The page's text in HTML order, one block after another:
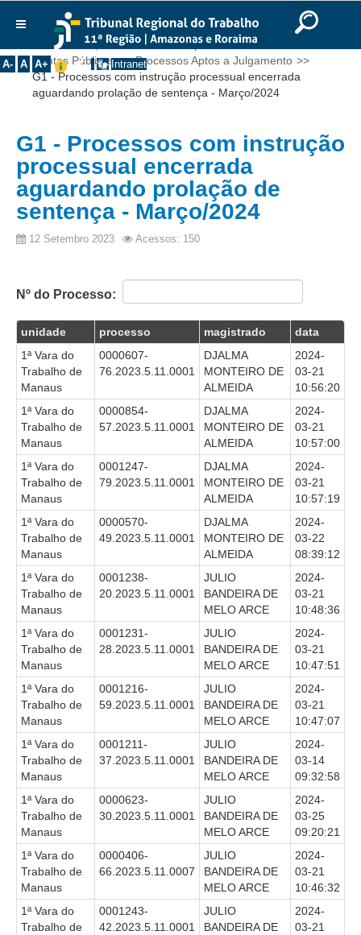
Ir para o rodapé
English
Português Español
A- A A+ Intranet
Institucional
Histórico
Corregedoria
Composição
Desembargadores
Seções Especializadas
Turmas
Juízes Manaus
Juízes Interior
Comitês
Comitê Gestor Regional do PJe
Comitê Gestor Regional do e-Gestão e de Tabelas
Comitê do Datajud
Comissão Regional de Pesquisa Judiciária e Ciência de
Dados
Comissão de Ética
Comitê de Priorização do Primeiro Grau
Comissão de Uniformização de Jurisprudência
Comitê de Gestão de Pessoas
Comissão de Vitaliciamento
Comitê de Atenção Integral à Saúde de Magistrados e
Servidores
Comitê de Segurança Permanente
Comitê de Combate ao Trabalho Infantil e de Estímulo à
Aprendizagem
Comitê de Incentivo à Participação Institucional Feminina
Comitê de Prevenção e Enfrentamento do Assédio
Moral, do Assédio Sexual e da Discriminação
Comissão Permanente de Gestão Socioambiental
Comitê Gestor do Plano de Contratações e Aquisições
Você está aqui:Início >> Transparência >>
Contas Públicas >> Processos Aptos a Julgamento >>
G1 - Processos com instrução processual encerrada
aguardando prolação de sentença - Março/2024
G1 - Processos com instrução
processual encerrada
aguardando prolação de
sentença - Março/2024
12 Setembro 2023 Acessos: 150
Nº do Processo:
unidade processo magistrado
data
1ª Vara do
Trabalho de
Manaus
0000607-
76.2023.5.11.0001
DJALMA
MONTEIRO DE
ALMEIDA
2024-
03-21
10:56:20
1ª Vara do
Trabalho de
Manaus
0000854-
57.2023.5.11.0001
DJALMA
MONTEIRO DE
ALMEIDA
2024-
03-21
10:57:00
1ª Vara do
Trabalho de
Manaus
0001247-
79.2023.5.11.0001
DJALMA
MONTEIRO DE
ALMEIDA
2024-
03-21
10:57:19
1ª Vara do
Trabalho de
Manaus
0000570-
49.2023.5.11.0001
DJALMA
MONTEIRO DE
ALMEIDA
2024-
03-22
08:39:12
1ª Vara do
Trabalho de
Manaus
0001238-
20.2023.5.11.0001
JULIO
BANDEIRA DE
MELO ARCE
2024-
03-21
10:48:36
1ª Vara do
Trabalho de
Manaus
0001231-
28.2023.5.11.0001
JULIO
BANDEIRA DE
MELO ARCE
2024-
03-21
10:47:51
1ª Vara do
Trabalho de
Manaus
0001216-
59.2023.5.11.0001
JULIO
BANDEIRA DE
MELO ARCE
2024-
03-21
10:47:07
1ª Vara do
Trabalho de
Manaus
0001211-
37.2023.5.11.0001
JULIO
BANDEIRA DE
MELO ARCE
2024-
03-14
09:32:58
1ª Vara do
Trabalho de
Manaus
0000623-
30.2023.5.11.0001
JULIO
BANDEIRA DE
MELO ARCE
2024-
03-25
09:20:21
1ª Vara do
Trabalho de
Manaus
0000406-
66.2023.5.11.0007
JULIO
BANDEIRA DE
MELO ARCE
2024-
03-21
10:46:32
1ª Vara do
Trabalho de
0001243-
42.2023.5.11.0001
JULIO
BANDEIRA DE
2024-
03-21